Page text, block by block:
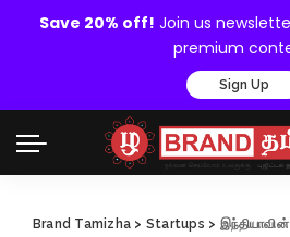
Save 20% off! Join us
premium
Sign Up
Brand Tamizha > Startups > இந்தியாவின் தலைசிறந்த 100 டீப்-